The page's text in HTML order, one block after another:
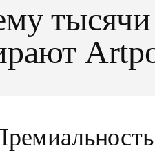
тысячи